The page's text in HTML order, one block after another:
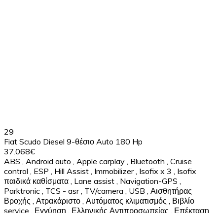
29
Fiat Scudo Diesel 9-θέσιο Auto 180 Hp
37.068€
ABS
Android auto Apple carplay Bluetooth Cruise
control
ESP Hill Assist Immobilizer Isofix x 3
Isofix
παιδικά καθίσματα Lane assist Navigation-GPS
Parktronic TCS - asr TV/camera USB Αισθητήρας
Βροχής Ατρακάριστο Αυτόματος κλιματισμός
Βιβλίο
service
Εγγύηση Ελληνικής Αντιπροσωπείας
Επέκταση